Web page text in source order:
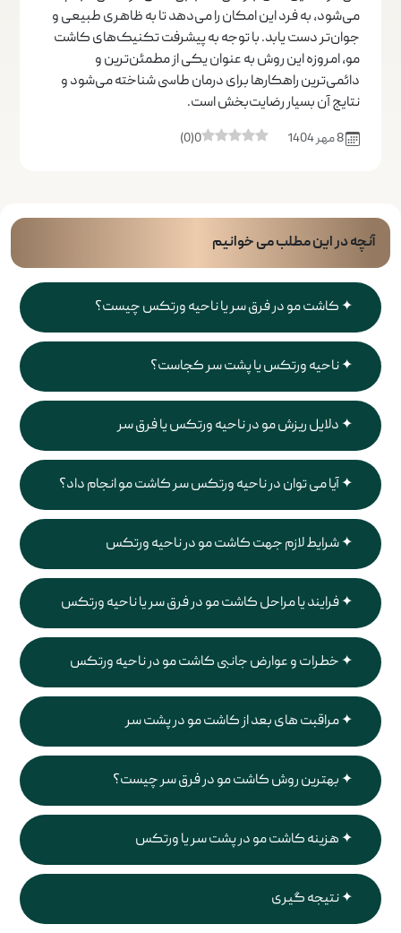
می‌شود، به فرد این امکان را می‌دهد تا به ظاهری طبیعی و
جوان‌تر دست یابد. با توجه به پیشرفت تکنیک‌های کاشت
مو، امروزه این روش به عنوان یکی از مطمئن‌ترین و
دائمی‌ترین راهکارها برای درمان طاسی شناخته می‌شود و
نتایج آن بسیار رضایت‌بخش است.
8 مهر 1404 0
(
0
)
آنچه در این مطلب می خوانیم
کاشت مو در فرق سر یا ناحیه ورتکس چیست؟
ناحیه ورتکس یا پشت سر کجاست؟
دلایل ریزش مو در ناحیه ورتکس یا فرق سر
آیا می توان در ناحیه ورتکس سر کاشت مو انجام داد؟
شرایط لازم جهت کاشت مو در ناحیه ورتکس
فرایند یا مراحل کاشت مو در فرق سر یا ناحیه ورتکس
خطرات و عوارض جانبی کاشت مو در ناحیه ورتکس
مراقبت های بعد از کاشت مو در پشت سر
بهترین روش کاشت مو در فرق سر چیست؟
هزینه کاشت مو در پشت سر یا ورتکس
نتیجه گیری